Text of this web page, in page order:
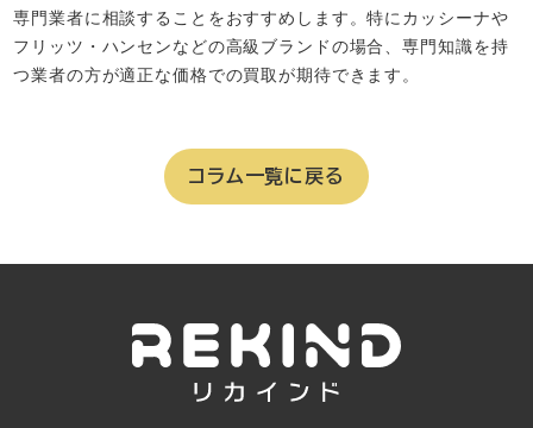
専門業者に相談することをおすすめします。特にカッシーナや
フリッツ・ハンセンなどの高級ブランドの場合、専門知識を持
つ業者の方が適正な価格での買取が期待できます。
コラム一覧に戻る